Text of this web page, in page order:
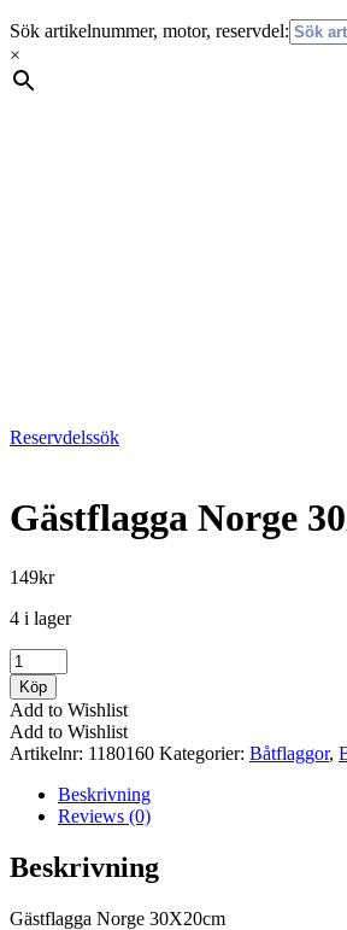
Sök artikelnummer, motor, reservdel:
×
Reservdelssök
Gästflagga Norge
149kr
4 i lager
Gästflagga
Norge
30X20cm
mängd
Köp
Add to Wishlist
Add to Wishlist
Artikelnr: 1180160 Kategorier: Båtflaggor,
Beskrivning
Reviews (0)
Beskrivning
Gästflagga Norge 30X20cm